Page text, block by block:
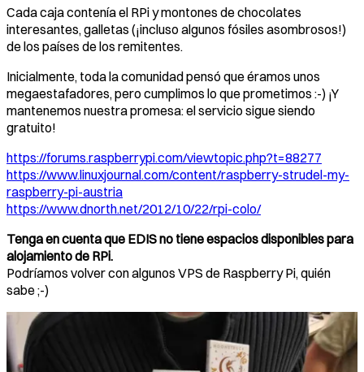
Cada caja contenía el RPi y montones de chocolates
interesantes, galletas (¡incluso algunos fósiles asombrosos!)
de los países de los remitentes.
Inicialmente, toda la comunidad pensó que éramos unos
megaestafadores, pero cumplimos lo que prometimos :-) ¡Y
mantenemos nuestra promesa: el servicio sigue siendo
gratuito!
https://forums.raspberrypi.com/viewtopic.php?t=88277
https://www.linuxjournal.com/content/raspberry-strudel-my-
raspberry-pi-austria
https://www.dnorth.net/2012/10/22/rpi-colo/
Tenga en cuenta que EDIS no tiene espacios disponibles para
alojamiento de RPi.
Podríamos volver con algunos VPS de Raspberry Pi, quién
sabe ;-)